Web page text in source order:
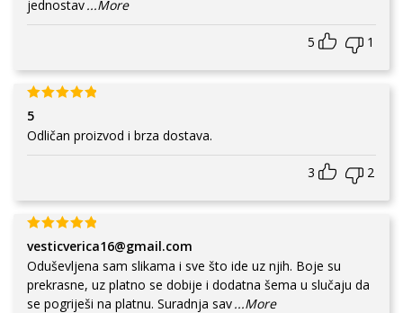
jednostav...More
5 1
5
Odličan proizvod i brza dostava.
3 2
vesticverica16@gmail.com
Oduševljena sam slikama i sve što ide uz njih. Boje su
prekrasne, uz platno se dobije i dodatna šema u slučaju da
se pogriješi na platnu. Suradnja sav...More